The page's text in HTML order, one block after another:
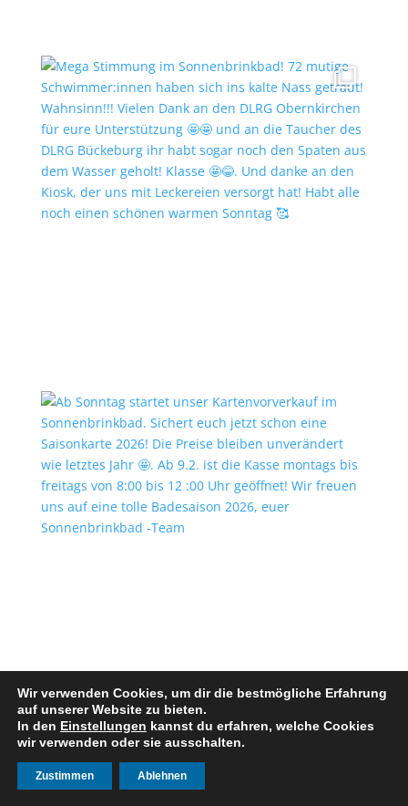
Wir verwenden Cookies, um dir die bestmögliche Erfahrung
auf unserer Website zu bieten.
In den Einstellungen kannst du erfahren, welche Cookies
wir verwenden oder sie ausschalten.
Zustimmen Ablehnen